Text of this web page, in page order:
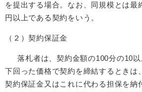
を提出する場合。なお、同規模とは最
円以上である契約をいう。
（２）契約保証金
落札者は、契約金額の100分の10以
下回った価格で契約を締結するときは
契約保証金又はこれに代わる担保を納